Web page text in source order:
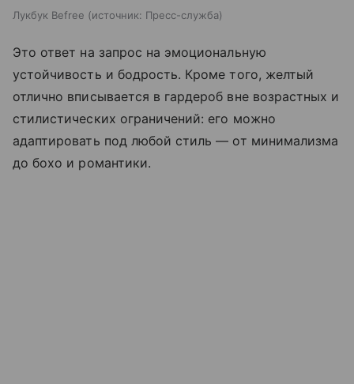
Лукбук Befree источник: Пресс-служба
Это ответ на запрос на эмоциональную
устойчивость и бодрость. Кроме того, желтый
отлично вписывается в гардероб вне возрастных и
стилистических ограничений: его можно
адаптировать под любой стиль — от минимализма
до бохо и романтики.